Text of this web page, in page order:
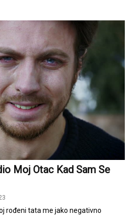
Moj Otac Kad Sam Se
rođeni tata me jako negativno